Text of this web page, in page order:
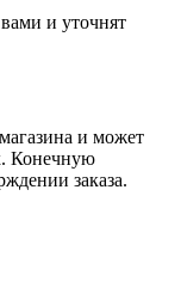
и уточнят
и может
Конечную
заказа.